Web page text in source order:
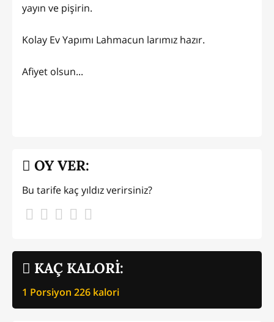
yayın ve pişirin.
Kolay Ev Yapımı Lahmacun larımız hazır.
Afiyet olsun...
KAÇ KALORİ:
1 Porsiyon 226 kalori
OY VER:
Bu tarife kaç yıldız verirsiniz?